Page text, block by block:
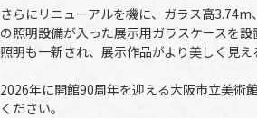
さらにリニューアルを機に、ガラス高
の照明設備が入った展示用ガラスケースを
照明も一新され、展示作品がより美しく見え
2026年に開館90周年を迎える大阪市立美術
ください。